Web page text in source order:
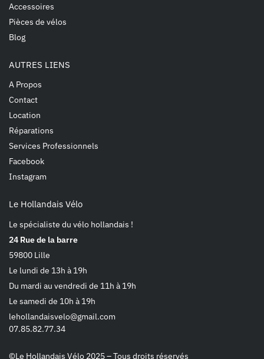
Accessoires
Pièces de vélos
Blog
AUTRES LIENS
A Propos
Contact
Location
Réparations
Services Professionnels
Facebook
Instagram
Le Hollandais Vélo
Le spécialiste du vélo hollandais !
24 Rue de la barre
59800 Lille
Le lundi de 13h à 19h
Du mardi au vendredi de 11h à 19h
Le samedi de 10h à 19h
lehollandaisvelo@gmail.com
07.85.82.77.34
©Le Hollandais Vélo 2025 – Tous droits réservés